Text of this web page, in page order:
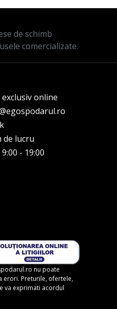
de schimb
comercializate.
online
de lucru
- 19:00
nu poate
erori. Preturile, ofertele,
va exprimati acordul